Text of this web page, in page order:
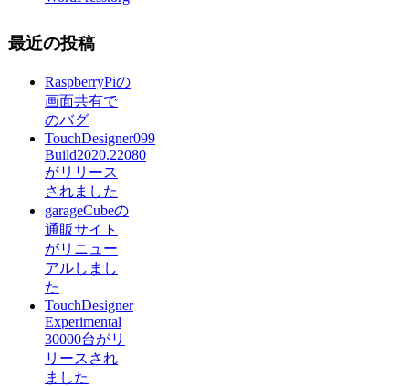
最近の投稿
RaspberryPiの
画面共有で
のバグ
TouchDesigner099
Build2020.22080
がリリース
されました
garageCubeの
通販サイト
がリニュー
アルしまし
た
TouchDesigner
Experimental
30000台がリ
リースされ
ました